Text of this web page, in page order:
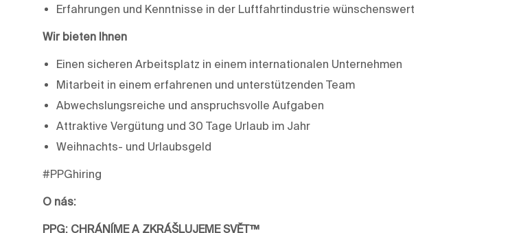
Erfahrungen und Kenntnisse in der Luftfahrtindustrie wünschenswert
Wir bieten Ihnen
Einen sicheren Arbeitsplatz in einem internationalen Unternehmen
Mitarbeit in einem erfahrenen und unterstützenden Team
Abwechslungsreiche und anspruchsvolle Aufgaben
Attraktive Vergütung und 30 Tage Urlaub im Jahr
Weihnachts- und Urlaubsgeld
#PPGhiring
O nás:
PPG: CHRÁNÍME A ZKRÁŠLUJEME SVĚT™